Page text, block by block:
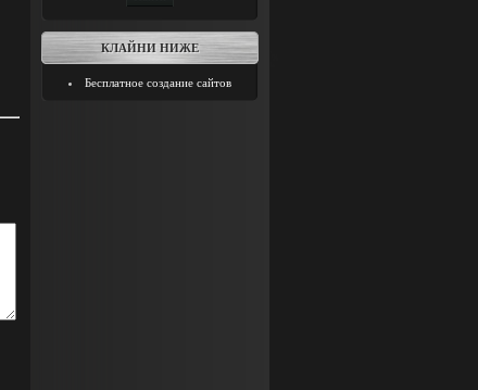
КЛАЙНИ НИЖЕ
Бесплатное создание сайтов